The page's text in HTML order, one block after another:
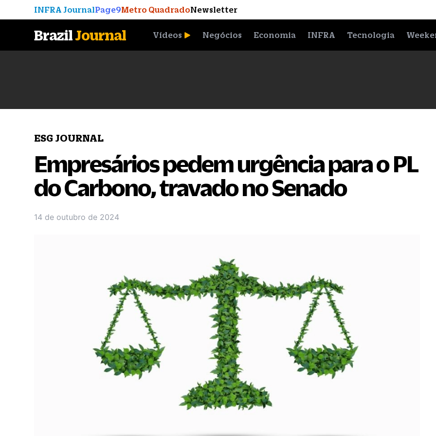
INFRA JournalPage9Metro QuadradoNewsletter
BrazilJournal Vídeos Negócios Economia INFRA Tecnologia
ESG JOURNAL
Empresários pedem urgência para o PL
do Carbono, travado no Senado
14 de outubro de 2024